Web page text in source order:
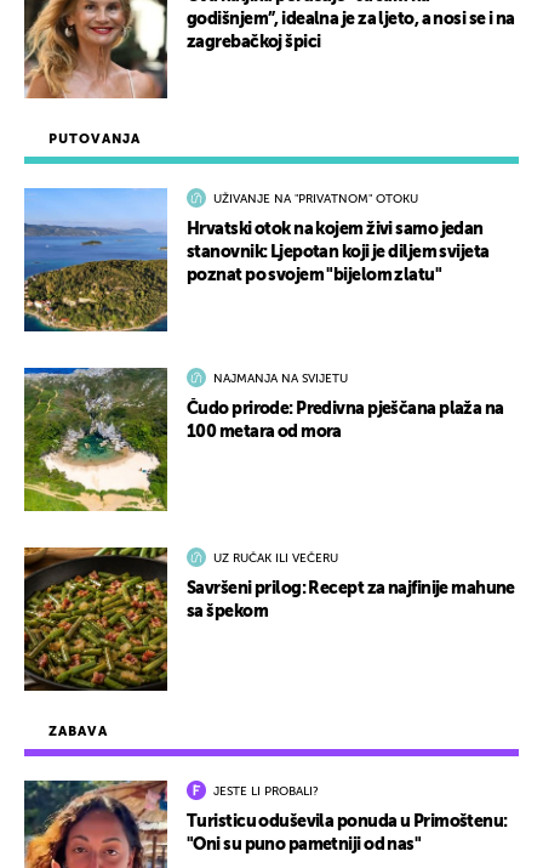
ZABAVA
JESTE LI PROBALI?
Turisticu oduševila ponuda u Primoštenu:
"Oni su puno pametniji od nas"
PUTOVANJA
UŽIVANJE NA "PRIVATNOM" OTOKU
Hrvatski otok na kojem živi samo jedan
stanovnik: Ljepotan koji je diljem svijeta
poznat po svojem "bijelom zlatu"
NAJMANJA NA SVIJETU
Čudo prirode: Predivna pješčana plaža na
100 metara od mora
UZ RUČAK ILI VEČERU
Savršeni prilog: Recept za najfinije mahune
sa špekom
godišnjem”, idealna je za ljeto, a nosi se i na
zagrebačkoj špici